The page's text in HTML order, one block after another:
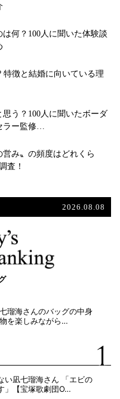
何？100人に聞いた体験談
徴と結婚に向いている理
思う？100人に聞いたボーダ
ラー監修…
み〟の頻度はどれくら
査！
2026.08.08
瑠海さんのバッグの中身
を楽しみながら…
い凪七瑠海さん 「エビの
」【宝塚歌劇団O…